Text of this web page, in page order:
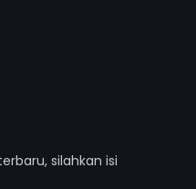
silahkan isi